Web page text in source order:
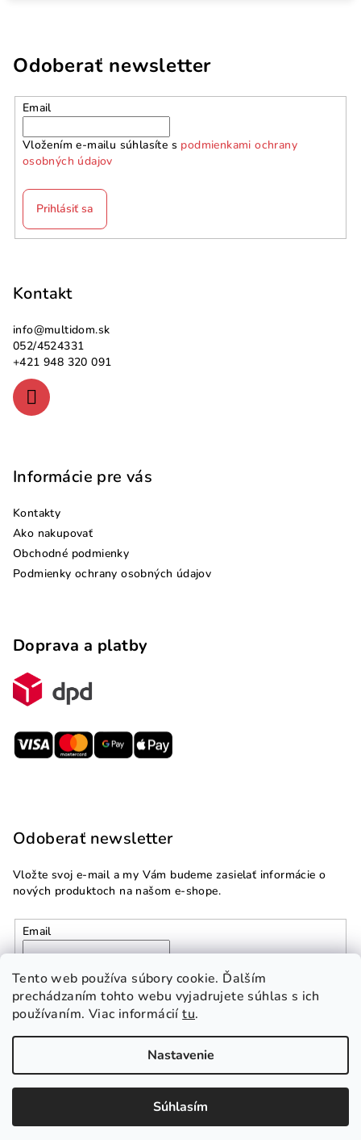
Tento web používa súbory cookie. Ďalším
prechádzaním tohto webu vyjadrujete súhlas s ich
používaním. Viac informáciítu.
Nastavenie
Súhlasím
Odoberať newsletter
Email
Vložením e-mailu súhlasíte s podmienkami ochrany
osobných údajov
Prihlásiť sa
Kontakt
info@multidom.sk
052/4524331
+421 948 320 091
Informácie pre vás
Kontakty
Ako nakupovať
Obchodné podmienky
Podmienky ochrany osobných údajov
Doprava a platby
Odoberať newsletter
Vložte svoj e-mail a my Vám budeme zasielať informácie o
nových produktoch na našom e-shope.
Email
Vložením e-mailu súhlasíte s
podmienkami ochrany
osobných údajov
Prihlásiť sa
Vytvoril Shoptet Premium